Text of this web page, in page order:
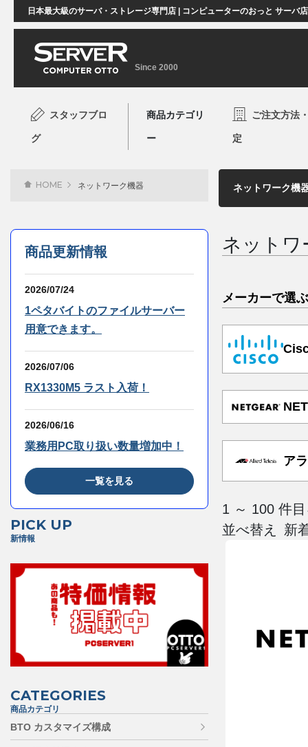
日本最大級のサーバ・ストレージ専門店 | コンピューターのおっと サーバ
Since 2000
スタッフブロ
グ
商品カテゴリ
ー
ご注文方法
定
ネットワ
メーカーで選ぶ
ア
1 ～ 100 件
並べ替え
HOME ネットワーク機器
商品更新情報
2026/07/24
1ペタバイトのファイルサーバー
用意できます。
2026/07/06
RX1330M5 ラスト入荷！
2026/06/16
業務用PC取り扱い数量増加中！
一覧を見る
PICK UP
新情報
CATEGORIES
商品カテゴリ
BTO カスタマイズ構成